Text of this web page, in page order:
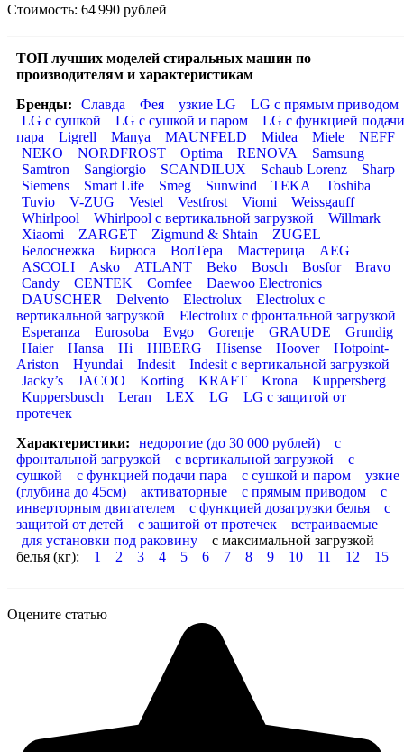
Стоимость: 64 990 рублей
ТОП лучших моделей стиральных машин по
производителям и характеристикам
Бренды:
Славда Фея узкие LG
LG с прямым приводом
LG с сушкой
LG с сушкой и паром
LG с функцией подачи
пара
Ligrell Manya MAUNFELD Midea Miele
NEFF
NEKO
NORDFROST Optima RENOVA
Samsung
Samtron
Sangiorgio SCANDILUX Schaub Lorenz
Sharp
Siemens
Smart Life Smeg Sunwind TEKA
Toshiba
Tuvio
V-ZUG Vestel Vestfrost Viomi
Weissgauff
Whirlpool
Whirlpool с вертикальной загрузкой
Willmark
Xiaomi
ZARGET Zigmund & Shtain
ZUGEL
Белоснежка
Бирюса ВолТера Мастерица
AEG
ASCOLI
Asko ATLANT Beko Bosch Bosfor
Bravo
Candy
CENTEK Comfee
Daewoo Electronics
DAUSCHER
Delvento Electrolux
Electrolux с
вертикальной загрузкой
Electrolux с фронтальной загрузкой
Esperanza
Eurosoba Evgo Gorenje GRAUDE
Grundig
Haier
Hansa Hi HIBERG Hisense Hoover
Hotpoint-
Ariston
Hyundai Indesit
Indesit с вертикальной загрузкой
Jacky’s
JACOO Korting KRAFT Krona
Kuppersberg
Kuppersbusch
Leran LEX LG
LG с защитой от
протечек
Характеристики:
недорогие (до 30 000 рублей)
с
фронтальной загрузкой
с вертикальной загрузкой
с
сушкой
с функцией подачи пара с сушкой и паром
узкие
(глубина до 45см)
активаторные с прямым приводом
с
инверторным двигателем
с функцией дозагрузки белья
с
защитой от детей
с защитой от протечек
встраиваемые
для установки под раковину
с максимальной загрузкой
белья (кг):
1 2 3 4 5 6 7 8 9 10 11 12 15
Оцените статью